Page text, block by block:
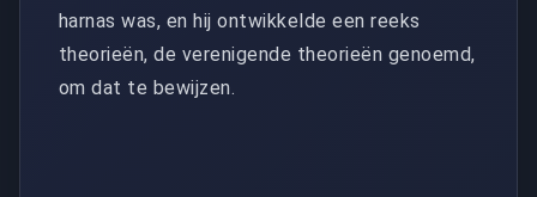
harnas was, en hij ontwikkelde een reeks
theorieën, de verenigende theorieën genoemd,
om dat te bewijzen.